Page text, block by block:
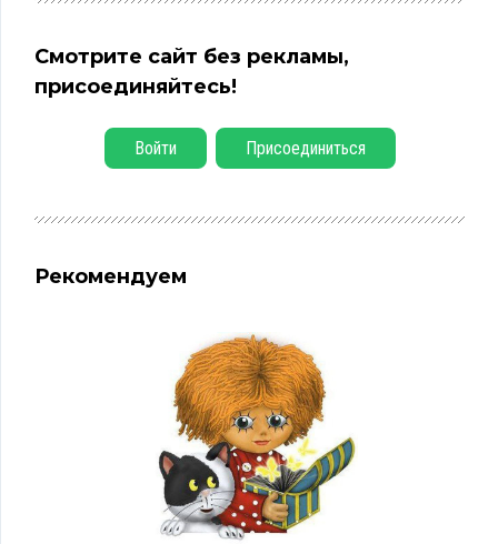
Смотрите сайт без рекламы,
присоединяйтесь!
Войти Присоединиться
Рекомендуем